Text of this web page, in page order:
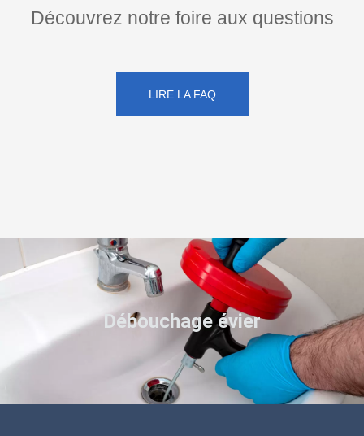
Découvrez notre foire aux questions
LIRE LA FAQ
Débouchage évier